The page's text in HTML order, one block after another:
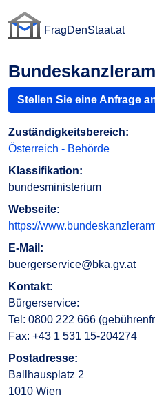
FragDenStaat.at
Stellen Sie eine Anfrage
Zuständigkeitsbereich:
Österreich - Behörde
Klassifikation:
bundesministerium
Webseite:
https://
E-Mail:
buergerservice@bka.gv.at
Kontakt:
Bürgerservice:
Tel: 0800 222 666
Fax: +43 1 531 15-204274
Postadresse:
Ballhausplatz 2
1010 Wien